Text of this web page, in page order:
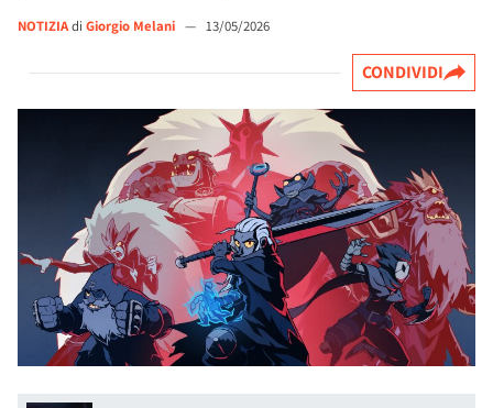
NOTIZIAdi Giorgio Melani — 13/05/2026
CONDIVIDI